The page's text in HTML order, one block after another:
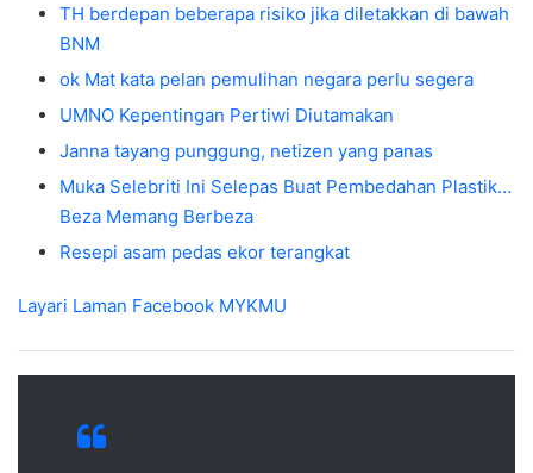
TH berdepan beberapa risiko jika diletakkan di bawah
BNM
ok Mat kata pelan pemulihan negara perlu segera
UMNO Kepentingan Pertiwi Diutamakan
Janna tayang punggung, netizen yang panas
Muka Selebriti Ini Selepas Buat Pembedahan Plastik…
Beza Memang Berbeza
Resepi asam pedas ekor terangkat
Layari Laman Facebook MYKMU